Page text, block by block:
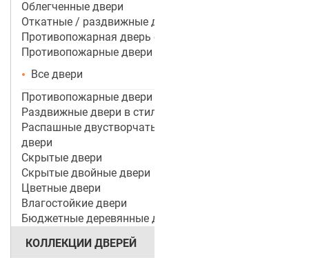
Облегченные двери
Откатные / раздвижные двери
Противопожарная дверь со стеклом
Противопожарные двери
Все двери
Противопожарные двери ei 60
Раздвижные двери в стиле лофт
Распашные двустворчатые межкомнатные
двери
Скрытые двери
Скрытые двойные двери
Цветные двери
Влагостойкие двери
Бюджетные деревянные двери
КОЛЛЕКЦИИ ДВЕРЕЙ